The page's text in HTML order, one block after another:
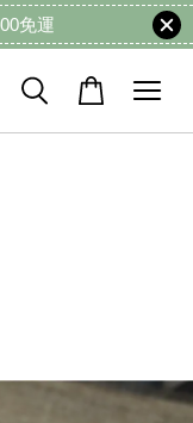
免運